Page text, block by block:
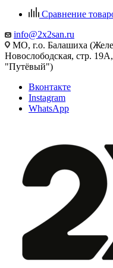
Сравнение
info@2x2san.ru
МО, г.о. Балашиха
Новослободская, стр.
"Путёвый")
Вконтакте
Instagram
WhatsApp